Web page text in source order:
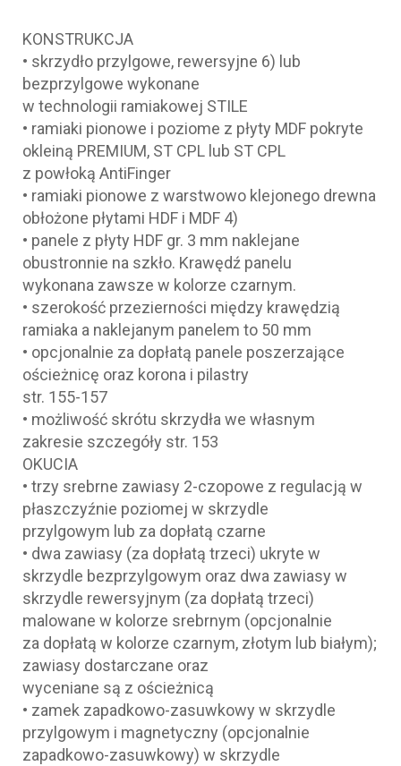
KONSTRUKCJA
• skrzydło przylgowe, rewersyjne 6) lub
bezprzylgowe wykonane
w technologii ramiakowej STILE
• ramiaki pionowe i poziome z płyty MDF pokryte
okleiną PREMIUM, ST CPL lub ST CPL
z powłoką AntiFinger
• ramiaki pionowe z warstwowo klejonego drewna
obłożone płytami HDF i MDF 4)
• panele z płyty HDF gr. 3 mm naklejane
obustronnie na szkło. Krawędź panelu
wykonana zawsze w kolorze czarnym.
• szerokość przezierności między krawędzią
ramiaka a naklejanym panelem to 50 mm
• opcjonalnie za dopłatą panele poszerzające
ościeżnicę oraz korona i pilastry
str. 155-157
• możliwość skrótu skrzydła we własnym
zakresie szczegóły str. 153
OKUCIA
• trzy srebrne zawiasy 2-czopowe z regulacją w
płaszczyźnie poziomej w skrzydle
przylgowym lub za dopłatą czarne
• dwa zawiasy (za dopłatą trzeci) ukryte w
skrzydle bezprzylgowym oraz dwa zawiasy w
skrzydle rewersyjnym (za dopłatą trzeci)
malowane w kolorze srebrnym (opcjonalnie
za dopłatą w kolorze czarnym, złotym lub białym);
zawiasy dostarczane oraz
wyceniane są z ościeżnicą
• zamek zapadkowo-zasuwkowy w skrzydle
przylgowym i magnetyczny (opcjonalnie
zapadkowo-zasuwkowy) w skrzydle